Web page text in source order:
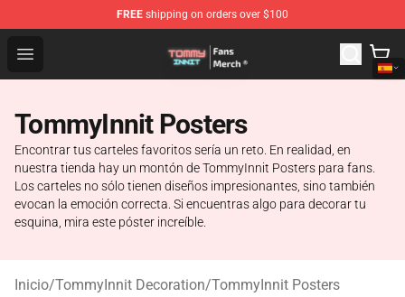
FREE shipping on orders over $100
Open menu
TommyInnit Store - Official TommyInnit Merchandise
TommyInnit Posters
Encontrar tus carteles favoritos sería un reto. En realidad, en
nuestra tienda hay un montón de TommyInnit Posters para fans.
Los carteles no sólo tienen diseños impresionantes, sino también
evocan la emoción correcta. Si encuentras algo para decorar tu
esquina, mira este póster increíble.
Inicio/TommyInnit Decoration/TommyInnit Posters